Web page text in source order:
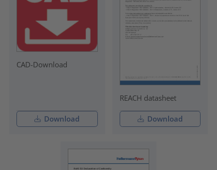
CAD-Download
Download
REACH datasheet
Download